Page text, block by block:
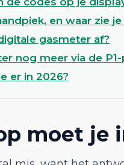
en waar zie je
gasmeter af?
nog meer via de
er in 2026?
moet je